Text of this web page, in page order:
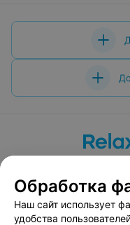
Вакансии
Публичный
Обработка
Наш сайт использует
удобства